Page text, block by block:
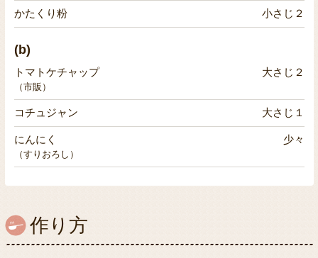
かたくり粉 小さじ２
(b)
トマトケチャップ 大さじ２
（市販）
コチュジャン 大さじ１
にんにく 少々
（すりおろし）
作り方